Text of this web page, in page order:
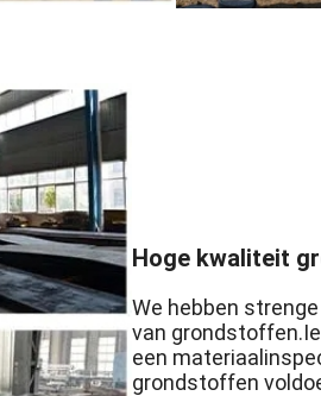
Hoge kwaliteit
We hebben
van
een
grondstoffen